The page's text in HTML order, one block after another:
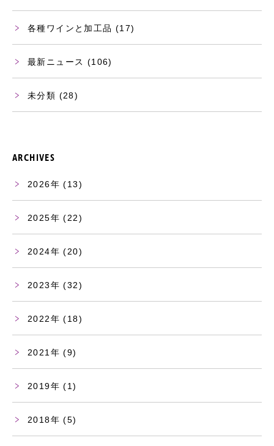
各種ワインと加工品 (17)
最新ニュース (106)
未分類 (28)
ARCHIVES
2026 (13)
2025 (22)
2024 (20)
2023 (32)
2022 (18)
2021 (9)
2019 (1)
2018 (5)